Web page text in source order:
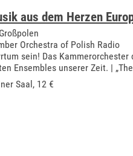
aus dem Herzen
Orchestra of Polish Radio
sein! Das
Ensembles unserer Zeit. |
Saal, 12 €